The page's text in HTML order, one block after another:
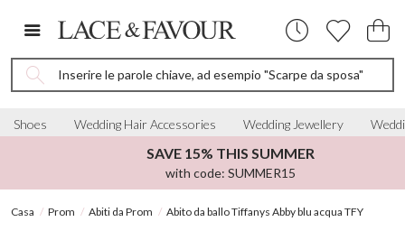
Inserire le parole chiave, ad esempio "Scarpe da sposa"
Shoes Wedding Hair Accessories Wedding Jewellery
SAVE 15% THIS SUMMER
with code: SUMMER15
Casa Prom Abiti da Prom Abito da ballo Tiffanys Abby blu acqua TFY